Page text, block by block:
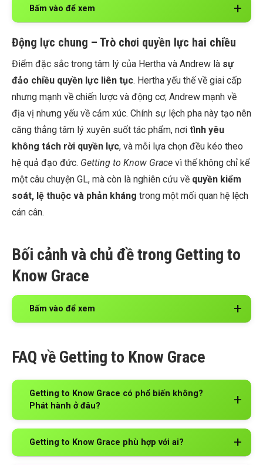
Bấm vào để xem
Động lực chung – Trò chơi quyền lực hai chiều
Điểm đặc sắc trong tâm lý của Hertha và Andrew là sự
đảo chiều quyền lực liên tục. Hertha yếu thế về giai cấp
nhưng mạnh về chiến lược và động cơ; Andrew mạnh về
địa vị nhưng yếu về cảm xúc. Chính sự lệch pha này tạo nên
căng thẳng tâm lý xuyên suốt tác phẩm, nơi tình yêu
không tách rời quyền lực, và mỗi lựa chọn đều kéo theo
hệ quả đạo đức. Getting to Know Grace vì thế không chỉ kể
một câu chuyện GL, mà còn là nghiên cứu về quyền kiểm
soát, lệ thuộc và phản kháng trong một mối quan hệ lệch
cán cân.
Bối cảnh và chủ đề trong Getting to
Know Grace
Bấm vào để xem
FAQ về Getting to Know Grace
Getting to Know Grace có phổ biến không?
Phát hành ở đâu?
Getting to Know Grace phù hợp với ai?